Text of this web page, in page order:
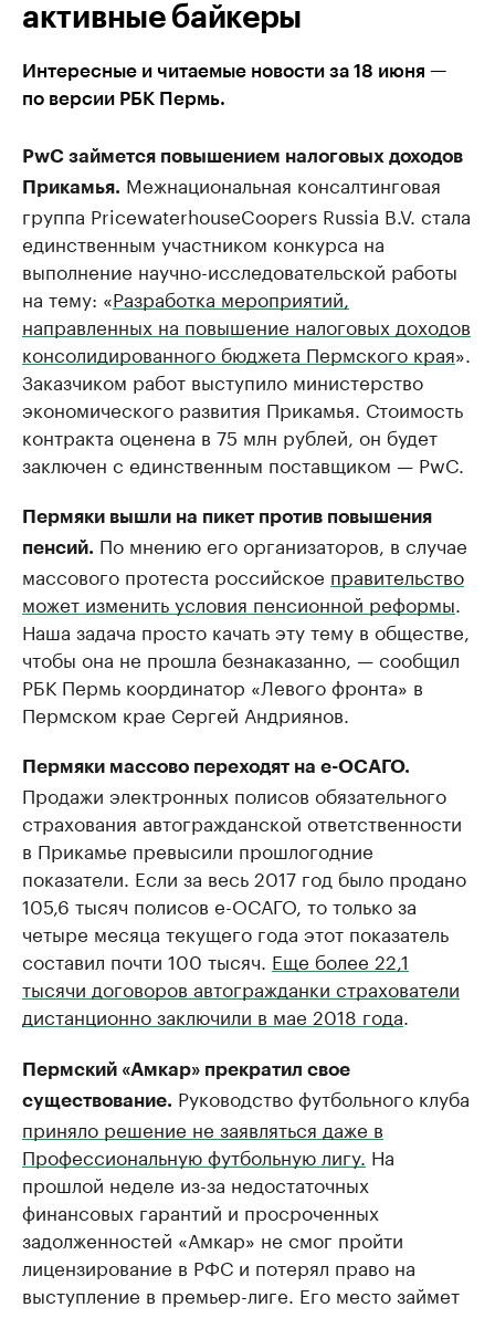
активные байкеры
Интересные и читаемые новости за 18 июня —
по версии РБК Пермь.
PwC займется повышением налоговых доходов
Прикамья. Межнациональная консалтинговая
группа PricewaterhouseCoopers Russia B.V. стала
единственным участником конкурса на
выполнение научно-исследовательской работы
на тему: «Разработка мероприятий,
направленных на повышение налоговых доходов
консолидированного бюджета Пермского края».
Заказчиком работ выступило министерство
экономического развития Прикамья. Стоимость
контракта оценена в 75 млн рублей, он будет
заключен с единственным поставщиком — PwC.
Пермяки вышли на пикет против повышения
пенсий. По мнению его организаторов, в случае
массового протеста российское правительство
может изменить условия пенсионной реформы
Наша задача просто качать эту тему в обществе,
чтобы она не прошла безнаказанно, — сообщил
РБК Пермь координатор «Левого фронта» в
Пермском крае Сергей Андриянов.
Пермяки массово переходят на е-ОСАГО.
Продажи электронных полисов обязательного
страхования автогражданской ответственности
в Прикамье превысили прошлогодние
показатели. Если за весь 2017 год было продано
105,6 тысяч полисов е-ОСАГО, то только за
четыре месяца текущего года этот показатель
составил почти 100 тысяч. Еще более 22,1
тысячи договоров автогражданки страхователи
дистанционно заключили в мае 2018 года
Пермский «Амкар» прекратил свое
существование. Руководство футбольного клуба
приняло решение не заявляться даже в
Профессиональную футбольную лигу. На
прошлой неделе из-за недостаточных
финансовых гарантий и просроченных
задолженностей «Амкар» не смог пройти
лицензирование в РФС и потерял право на
выступление в премьер-лиге. Его место займет